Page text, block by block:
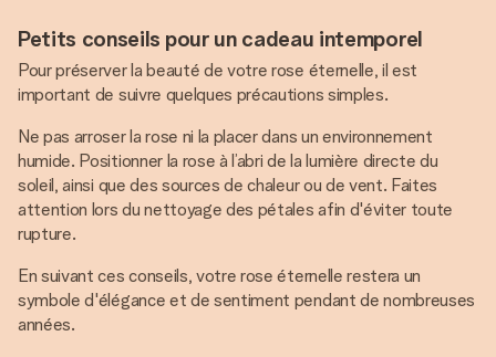
Petits conseils pour un cadeau intemporel
Pour préserver la beauté de votre rose éternelle, il est
important de suivre quelques précautions simples.
Ne pas arroser la rose ni la placer dans un environnement
humide. Positionner la rose à l’abri de la lumière directe du
soleil, ainsi que des sources de chaleur ou de vent. Faites
attention lors du nettoyage des pétales afin d'éviter toute
rupture.
En suivant ces conseils, votre rose éternelle restera un
symbole d'élégance et de sentiment pendant de nombreuses
années.